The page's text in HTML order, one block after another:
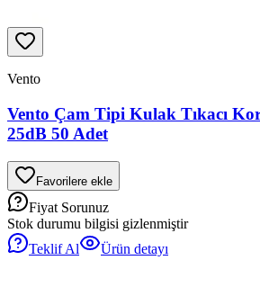
Vento
Vento Çam Tipi Kulak Tıkacı
25dB 50 Adet
Favorilere ekle
Fiyat Sorunuz
Stok durumu bilgisi gizlenmiştir
Teklif Al
Ürün detayı